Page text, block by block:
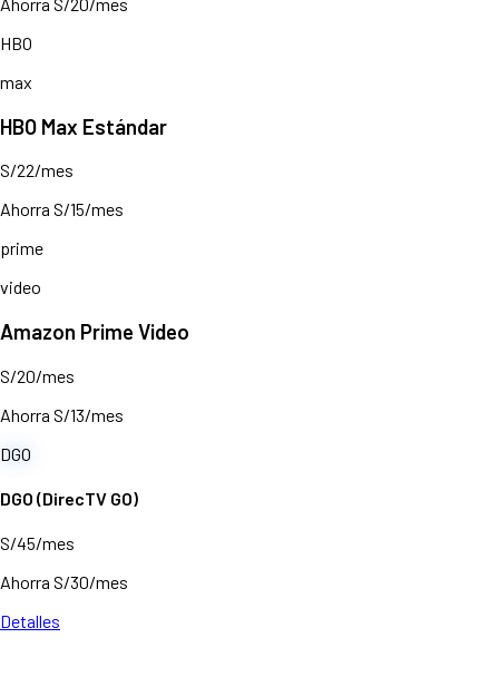
HBO
max
HBO Max Estándar
S/22/mes
Ahorra S/15/mes
prime
video
Amazon Prime Video
S/20/mes
Ahorra S/13/mes
DGO
DGO (DirecTV GO)
S/45/mes
Ahorra S/30/mes
Detalles